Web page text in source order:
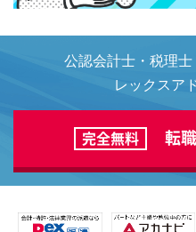
公認会計士・税理
レックスア
完全無料 転